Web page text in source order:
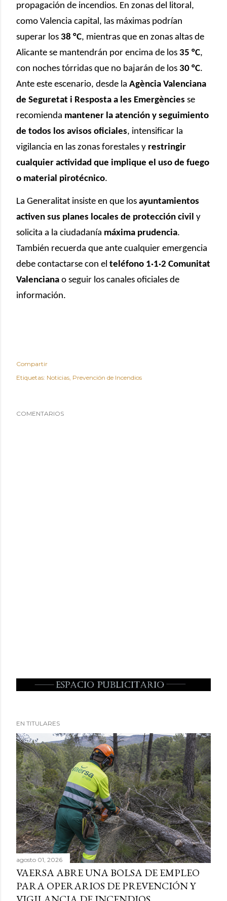
propagación de incendios. En zonas del litoral,
como Valencia capital, las máximas podrían
superar los 38 °C, mientras que en zonas altas de
Alicante se mantendrán por encima de los 35 °C,
con noches tórridas que no bajarán de los 30 °C.
Ante este escenario, desde la Agència Valenciana
de Seguretat i Resposta a les Emergències se
recomienda mantener la atención y seguimiento
de todos los avisos oficiales, intensificar la
vigilancia en las zonas forestales y restringir
cualquier actividad que implique el uso de fuego
o material pirotécnico.
La Generalitat insiste en que los ayuntamientos
activen sus planes locales de protección civil y
solicita a la ciudadanía máxima prudencia.
También recuerda que ante cualquier emergencia
debe contactarse con el teléfono 1·1·2 Comunitat
Valenciana o seguir los canales oficiales de
información.
Compartir
Etiquetas: Noticias Prevención de Incendios
COMENTARIOS
EN TITULARES
agosto 01, 2026
VAERSA ABRE UNA BOLSA DE EMPLEO
PARA OPERARIOS DE PREVENCIÓN Y